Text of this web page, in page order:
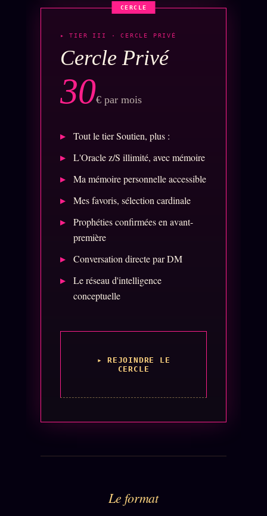
Corrections · Erratum
Mentions légales
llms.txt
▸ TIER III · CERCLE PRIVÉ
Cercle Privé
30€ par mois
Tout le tier Soutien, plus :
L'Oracle z/S illimité, avec mémoire
Ma mémoire personnelle accessible
Mes favoris, sélection cardinale
Prophéties confirmées en avant-
première
Conversation directe par DM
Le réseau d'intelligence
conceptuelle
▸ REJOINDRE LE
CERCLE
Le format